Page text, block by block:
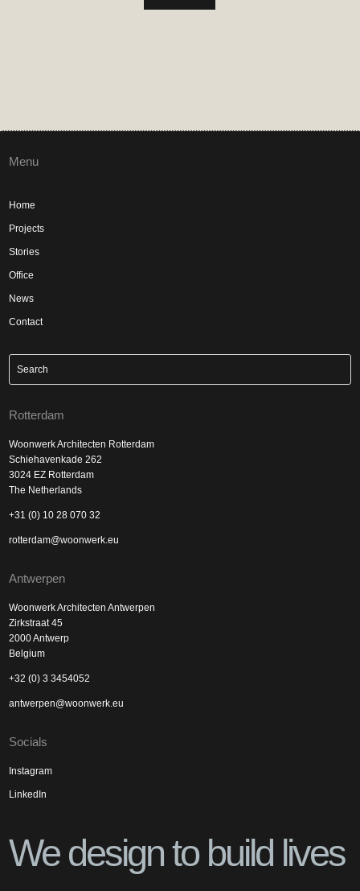
Menu
Home
Projects
Stories
Office
News
Contact
Rotterdam
Woonwerk Architecten Rotterdam
Schiehavenkade 262
3024 EZ Rotterdam
The Netherlands
+31 (0) 10 28 070 32
rotterdam@woonwerk.eu
Antwerpen
Woonwerk Architecten Antwerpen
Zirkstraat 45
2000 Antwerp
Belgium
+32 (0) 3 3454052
antwerpen@woonwerk.eu
Socials
Instagram
LinkedIn
We design to build lives